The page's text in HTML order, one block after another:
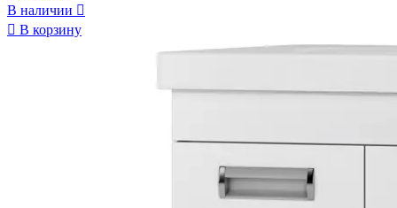
В наличии 
 В корзину